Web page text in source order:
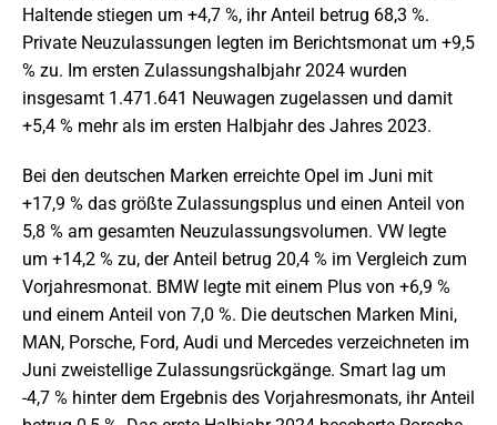
Haltende stiegen um +4,7 %, ihr Anteil betrug 68,3 %.
Private Neuzulassungen legten im Berichtsmonat um +9,5
% zu. Im ersten Zulassungshalbjahr 2024 wurden
insgesamt 1.471.641 Neuwagen zugelassen und damit
+5,4 % mehr als im ersten Halbjahr des Jahres 2023.
Bei den deutschen Marken erreichte Opel im Juni mit
+17,9 % das größte Zulassungsplus und einen Anteil von
5,8 % am gesamten Neuzulassungsvolumen. VW legte
um +14,2 % zu, der Anteil betrug 20,4 % im Vergleich zum
Vorjahresmonat. BMW legte mit einem Plus von +6,9 %
und einem Anteil von 7,0 %. Die deutschen Marken Mini,
MAN, Porsche, Ford, Audi und Mercedes verzeichneten im
Juni zweistellige Zulassungsrückgänge. Smart lag um
-4,7 % hinter dem Ergebnis des Vorjahresmonats, ihr Anteil